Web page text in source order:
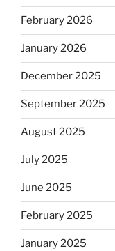
February 2026
January 2026
December 2025
September 2025
August 2025
July 2025
June 2025
February 2025
January 2025